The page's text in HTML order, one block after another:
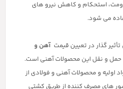
استحکام و کاهش نیرو های
می شود.
گذار در تعیین قیمت آهن و
حمل و نقل این محصولات آهنی است.
اولیه و محصولات آهنی و فولادی از
های مصرف کننده از طریق کشتی